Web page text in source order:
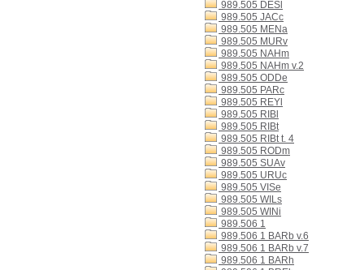
989.505 DESl
989.505 JACc
989.505 MENa
989.505 MURv
989.505 NAHm
989.505 NAHm v.2
989.505 ODDe
989.505 PARc
989.505 REYl
989.505 RIBl
989.505 RIBt
989.505 RIBt t. 4
989.505 RODm
989.505 SUAv
989.505 URUc
989.505 VISe
989.505 WILs
989.505 WINi
989.506 1
989.506 1 BARb v.6
989.506 1 BARb v.7
989.506 1 BARh